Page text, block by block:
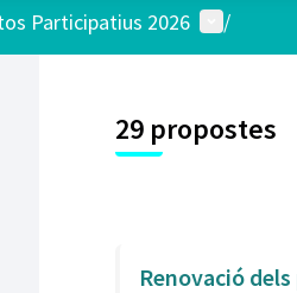
Participatius 2026 Menú
/
29 propostes
Renovació